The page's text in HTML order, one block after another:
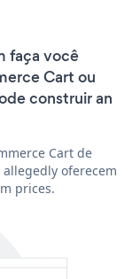
faça você
Cart ou
construir an
Cart de
oferecem
prices.